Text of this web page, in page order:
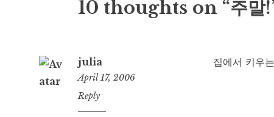
10 thoughts on “주말
julia
April 17, 2006
12:49
am
Reply
집에서 키우